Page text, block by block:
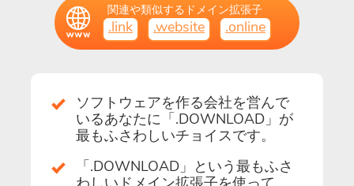
関連や類似するドメイン拡張子
.link .website .online
ソフトウェアを作る会社を営んで
いるあなたに「.DOWNLOAD」が
最もふさわしいチョイスです。
「.DOWNLOAD」という最もふさ